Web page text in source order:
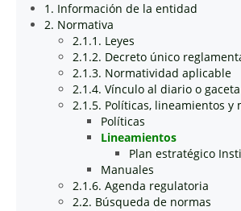
1. Información de la entidad
2. Normativa
2.1.1. Leyes
2.1.2. Decreto único
2.1.3. Normatividad aplicable
2.1.4. Vínculo al diario o
2.1.5. Políticas, lineamientos y
Políticas
Lineamientos
Plan estratégico
Manuales
2.1.6. Agenda regulatoria
2.2. Búsqueda de normas